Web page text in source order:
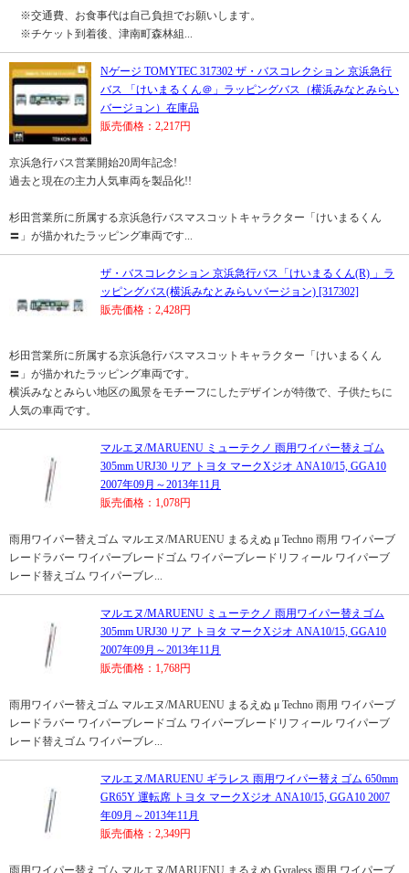
※交通費、お食事代は自己負担でお願いします。
※チケット到着後、津南町森林組...
Nゲージ TOMYTEC 317302 ザ・バスコレクション 京浜急行
バス 「けいまるくん＠」ラッピングバス（横浜みなとみらい
バージョン）在庫品
販売価格：2,217円
京浜急行バス営業開始20周年記念!
過去と現在の主力人気車両を製品化!!
杉田営業所に所属する京浜急行バスマスコットキャラクター「けいまるくん
〓」が描かれたラッピング車両です...
ザ・バスコレクション 京浜急行バス「けいまるくん(R) 」ラ
ッピングバス(横浜みなとみらいバージョン) [317302]
販売価格：2,428円
杉田営業所に所属する京浜急行バスマスコットキャラクター「けいまるくん
〓」が描かれたラッピング車両です。
横浜みなとみらい地区の風景をモチーフにしたデザインが特徴で、子供たちに
人気の車両です。
マルエヌ/MARUENU ミューテクノ 雨用ワイパー替えゴム
305mm URJ30 リア トヨタ マークXジオ ANA10/15, GGA10
2007年09月～2013年11月
販売価格：1,078円
雨用ワイパー替えゴム マルエヌ/MARUENU まるえぬ μ Techno 雨用 ワイパーブ
レードラバー ワイパーブレードゴム ワイパーブレードリフィール ワイパーブ
レード替えゴム ワイパーブレ...
マルエヌ/MARUENU ミューテクノ 雨用ワイパー替えゴム
305mm URJ30 リア トヨタ マークXジオ ANA10/15, GGA10
2007年09月～2013年11月
販売価格：1,768円
雨用ワイパー替えゴム マルエヌ/MARUENU まるえぬ μ Techno 雨用 ワイパーブ
レードラバー ワイパーブレードゴム ワイパーブレードリフィール ワイパーブ
レード替えゴム ワイパーブレ...
マルエヌ/MARUENU ギラレス 雨用ワイパー替えゴム 650mm
GR65Y 運転席 トヨタ マークXジオ ANA10/15, GGA10 2007
年09月～2013年11月
販売価格：2,349円
雨用ワイパー替えゴム マルエヌ/MARUENU まるえぬ Gyraless 雨用 ワイパーブ